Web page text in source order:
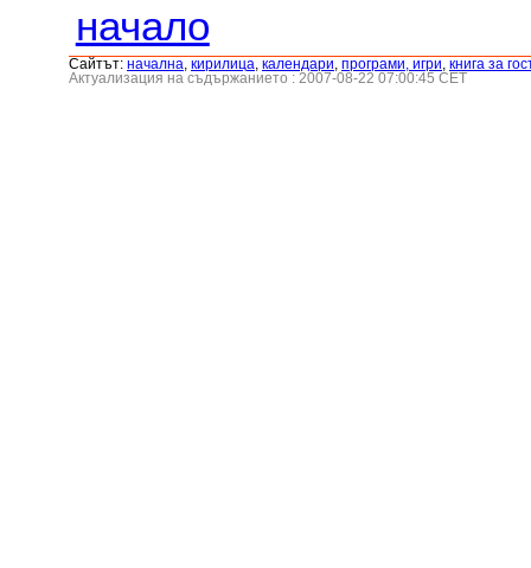
начало
Сайтът: началнa кирилица календари програми, игри книга за
Актуализация на съдържанието : 2007-08-22 07:00:45 CET